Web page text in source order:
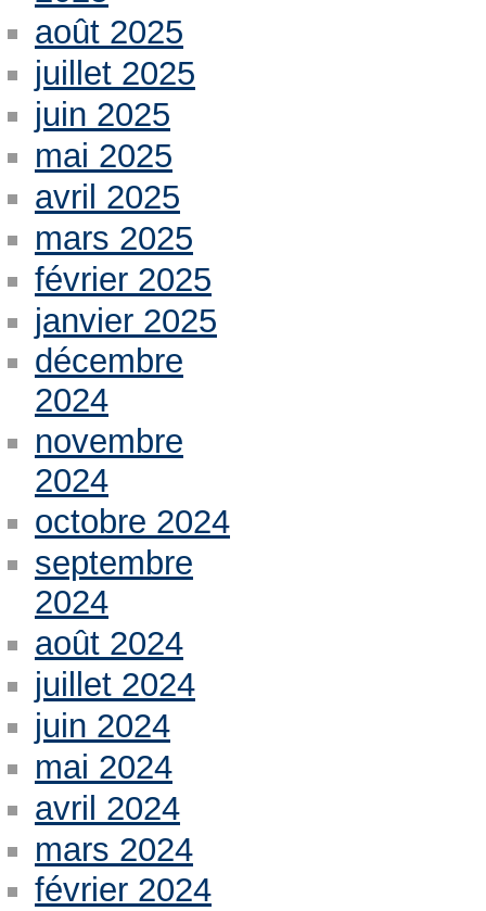
août 2025
juillet 2025
juin 2025
mai 2025
avril 2025
mars 2025
février 2025
janvier 2025
décembre
2024
novembre
2024
octobre 2024
septembre
2024
août 2024
juillet 2024
juin 2024
mai 2024
avril 2024
mars 2024
février 2024